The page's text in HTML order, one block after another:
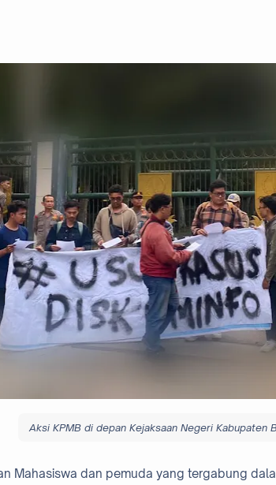
Aksi KPMB di depan Kejaksaan Negeri Kabupaten
Mahasiswa dan pemuda yang tergabung